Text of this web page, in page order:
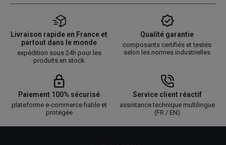
Livraison rapide en France et
partout dans le monde
expédition sous 24h pour les
produits en stock
Qualité garantie
composants certifiés et testés
selon les normes industrielles
Paiement 100% sécurisé
plateforme e-commerce fiable et
protégée
Service client réactif
assistance technique multilingue
(FR / EN)